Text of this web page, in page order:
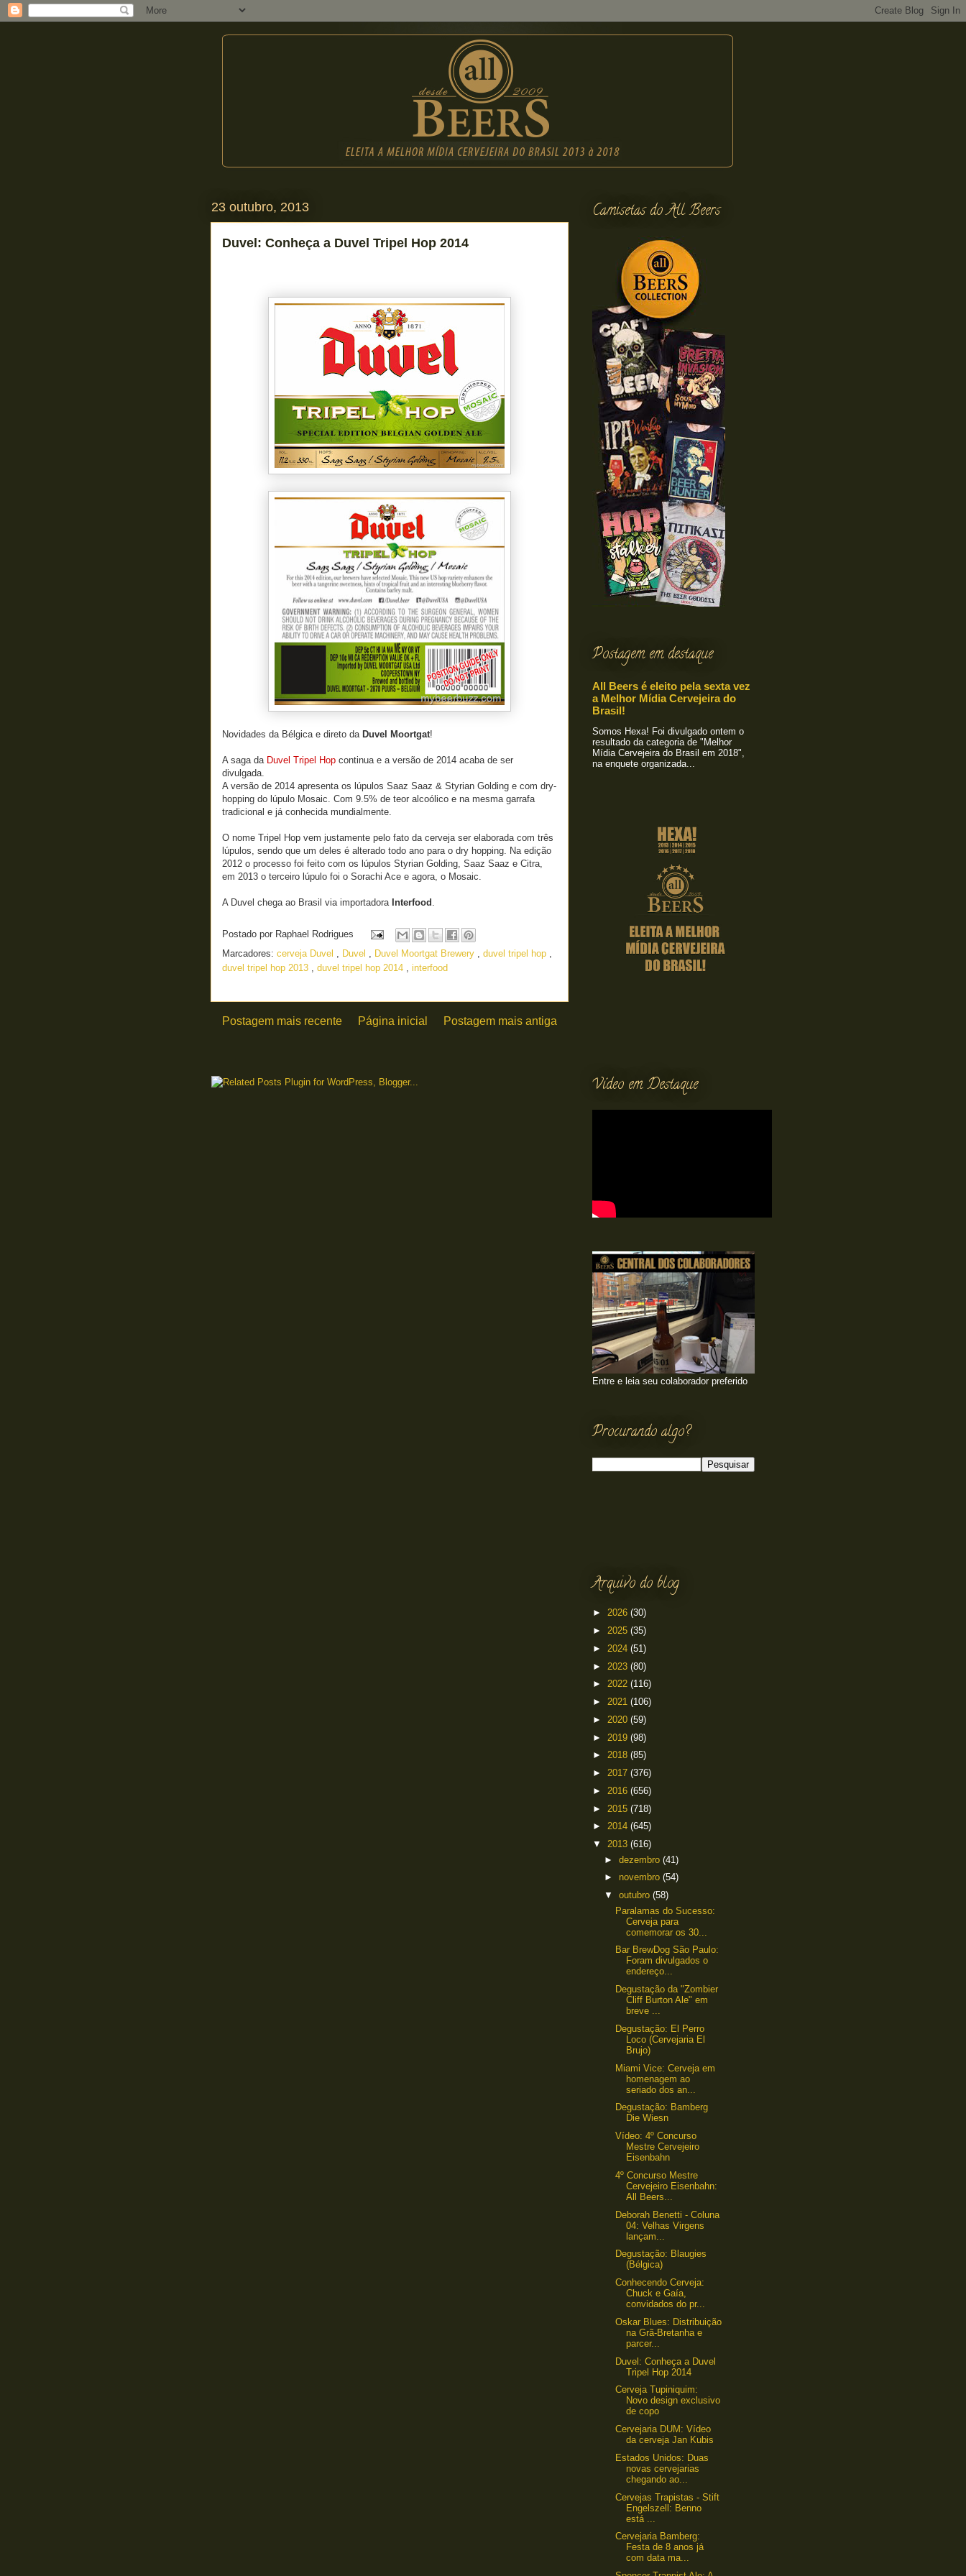
23 outubro, 2013
Duvel: Conheça a Duvel Tripel Hop 2014
Novidades da Bélgica e direto da Duvel Moortgat!
A saga da Duvel Tripel Hop continua e a versão de 2014 acaba de ser
divulgada.
A versão de 2014 apresenta os lúpulos Saaz Saaz & Styrian Golding e com dry-
hopping do lúpulo Mosaic. Com 9.5% de teor alcoólico e na mesma garrafa
tradicional e já conhecida mundialmente.
O nome Tripel Hop vem justamente pelo fato da cerveja ser elaborada com três
lúpulos, sendo que um deles é alterado todo ano para o dry hopping. Na edição
2012 o processo foi feito com os lúpulos Styrian Golding, Saaz Saaz e Citra,
em 2013 o terceiro lúpulo foi o Sorachi Ace e agora, o Mosaic.
A Duvel chega ao Brasil via importadora Interfood .
Postado por Raphael Rodrigues
Marcadores: cerveja Duvel , Duvel , Duvel Moortgat Brewery , duvel tripel hop ,
duvel tripel hop 2013 , duvel tripel hop 2014 , interfood
Postagem mais recente Postagem mais antiga
Página inicial
Camisetas do All Beers
Postagem em destaque
All Beers é eleito pela sexta vez
a Melhor Mídia Cervejeira do
Brasil!
Somos Hexa! Foi divulgado ontem o
resultado da categoria de "Melhor
Mídia Cervejeira do Brasil em 2018",
na enquete organizada...
Vídeo em Destaque
Entre e leia seu colaborador preferido
Procurando algo?
Arquivo do blog
► 2026 (30)
► 2025 (35)
► 2024 (51)
► 2023 (80)
► 2022 (116)
► 2021 (106)
► 2020 (59)
► 2019 (98)
► 2018 (85)
► 2017 (376)
► 2016 (656)
► 2015 (718)
► 2014 (645)
▼ 2013 (616)
► dezembro (41)
► novembro (54)
▼ outubro (58)
Paralamas do Sucesso:
Cerveja para
comemorar os 30...
Bar BrewDog São Paulo:
Foram divulgados o
endereço...
Degustação da "Zombier
Cliff Burton Ale" em
breve ...
Degustação: El Perro
Loco (Cervejaria El
Brujo)
Miami Vice: Cerveja em
homenagem ao
seriado dos an...
Degustação: Bamberg
Die Wiesn
Vídeo: 4º Concurso
Mestre Cervejeiro
Eisenbahn
4º Concurso Mestre
Cervejeiro Eisenbahn:
All Beers...
Deborah Benetti - Coluna
04: Velhas Virgens
lançam...
Degustação: Blaugies
(Bélgica)
Conhecendo Cerveja:
Chuck e Gaía,
convidados do pr...
Oskar Blues: Distribuição
na Grã-Bretanha e
parcer...
Duvel: Conheça a Duvel
Tripel Hop 2014
Cerveja Tupiniquim:
Novo design exclusivo
de copo
Cervejaria DUM: Vídeo
da cerveja Jan Kubis
Estados Unidos: Duas
novas cervejarias
chegando ao...
Cervejas Trapistas - Stift
Engelszell: Benno
está ...
Cervejaria Bamberg:
Festa de 8 anos já
com data ma...